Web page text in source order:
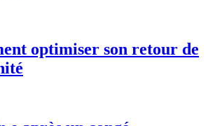
optimiser son retour de